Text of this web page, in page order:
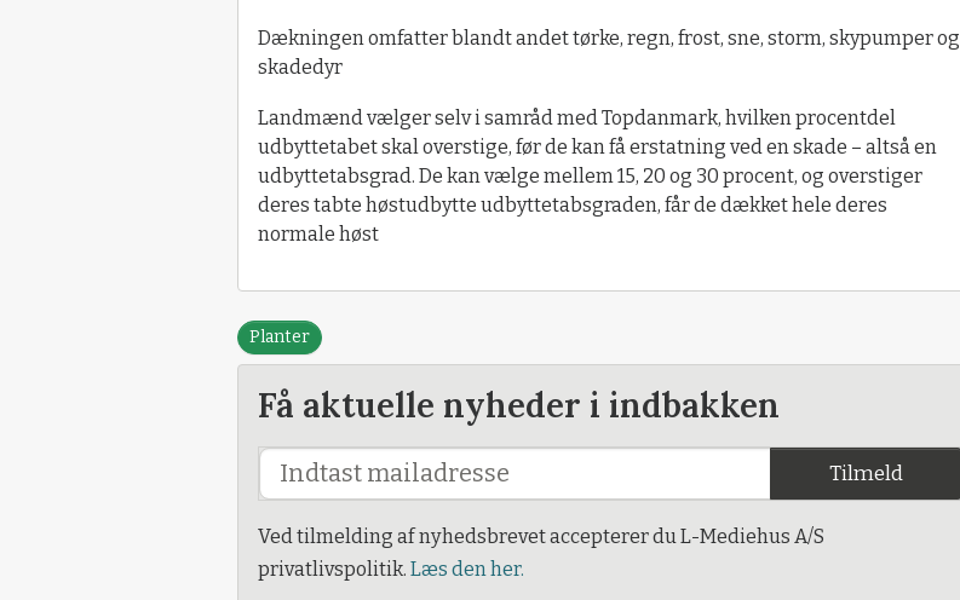
Dækningen omfatter blandt andet tørke, regn, frost, sne, storm, skypumper og
skadedyr
Landmænd vælger selv i samråd med Topdanmark, hvilken procentdel
udbyttetabet skal overstige, før de kan få erstatning ved en skade – altså en
udbyttetabsgrad. De kan vælge mellem 15, 20 og 30 procent, og overstiger
deres tabte høstudbytte udbyttetabsgraden, får de dækket hele deres
normale høst
Planter
Få aktuelle nyheder i indbakken
Tilmeld
Ved tilmelding af nyhedsbrevet accepterer du L-Mediehus A/S
privatlivspolitik. Læs den her.